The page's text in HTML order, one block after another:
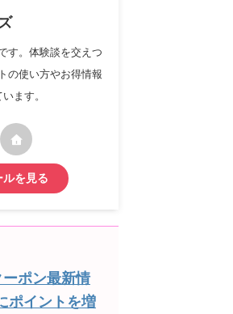
す。体験談を交えつ
の使い方やお得情報
ます。
ルを見る
ポン最新情
ポイントを増